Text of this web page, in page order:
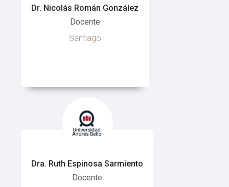
Dr. Nicolás Román González
Docente
Santiago
Dra. Ruth Espinosa Sarmiento
Docente